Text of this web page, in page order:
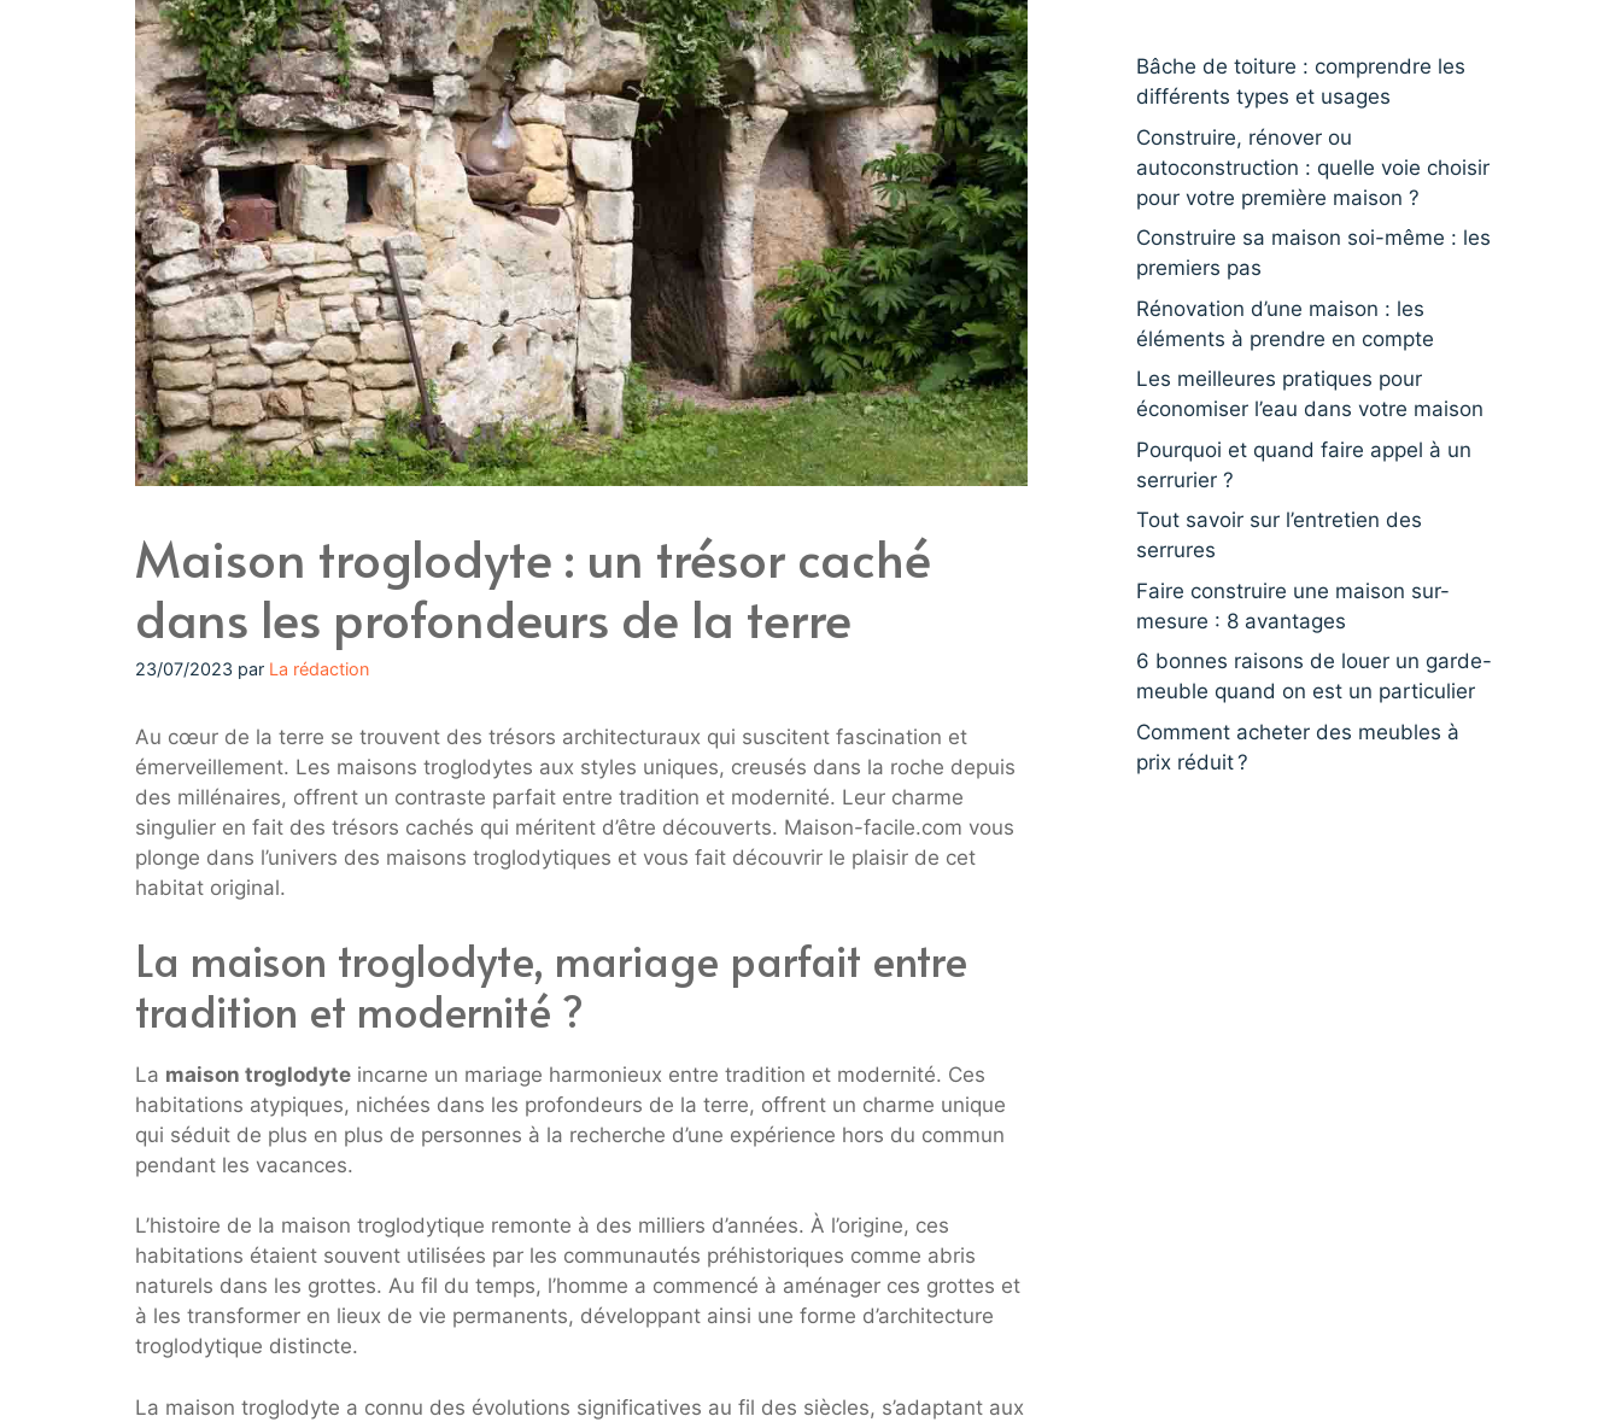
Maison troglodyte : un trésor caché
dans les profondeurs de la terre
23/07/2023 par La rédaction
Au cœur de la terre se trouvent des trésors architecturaux qui suscitent fascination et
émerveillement. Les maisons troglodytes aux styles uniques, creusés dans la roche depuis
des millénaires, offrent un contraste parfait entre tradition et modernité. Leur charme
singulier en fait des trésors cachés qui méritent d’être découverts. Maison-facile.com vous
plonge dans l’univers des maisons troglodytiques et vous fait découvrir le plaisir de cet
habitat original.
La maison troglodyte, mariage parfait entre
tradition et modernité ?
La maison troglodyte incarne un mariage harmonieux entre tradition et modernité. Ces
habitations atypiques, nichées dans les profondeurs de la terre, offrent un charme unique
qui séduit de plus en plus de personnes à la recherche d’une expérience hors du commun
pendant les vacances.
L’histoire de la maison troglodytique remonte à des milliers d’années. À l’origine, ces
habitations étaient souvent utilisées par les communautés préhistoriques comme abris
naturels dans les grottes. Au fil du temps, l’homme a commencé à aménager ces grottes et
à les transformer en lieux de vie permanents, développant ainsi une forme d’architecture
troglodytique distincte.
La maison troglodyte a connu des évolutions significatives au fil des siècles, s’adaptant aux
Bâche de toiture : comprendre les
différents types et usages
Construire, rénover ou
autoconstruction : quelle voie choisir
pour votre première maison ?
Construire sa maison soi-même : les
premiers pas
Rénovation d’une maison : les
éléments à prendre en compte
Les meilleures pratiques pour
économiser l’eau dans votre maison
Pourquoi et quand faire appel à un
serrurier ?
Tout savoir sur l’entretien des
serrures
Faire construire une maison sur-
mesure : 8 avantages
6 bonnes raisons de louer un garde-
meuble quand on est un particulier
Comment acheter des meubles à
prix réduit ?